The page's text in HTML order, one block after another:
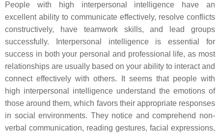
People with high interpersonal intelligence have an
excellent ability to communicate effectively, resolve conflicts
constructively, have teamwork skills, and lead groups
successfully. Interpersonal intelligence is essential for
success in both your personal and professional life, as most
relationships are usually based on your ability to interact and
connect effectively with others. It seems that people with
high interpersonal intelligence understand the emotions of
those around them, which favors their appropriate responses
in social environments. They notice and comprehend non-
verbal communication, reading gestures, facial expressions,